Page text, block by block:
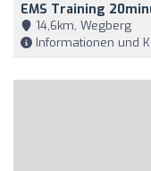
EMS Training
14,6km, Wegberg
Informationen und